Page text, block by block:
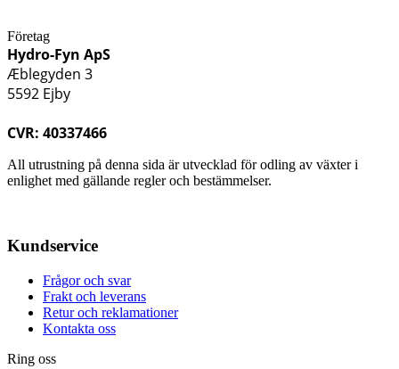
Företag
Hydro-Fyn ApS
Æblegyden 3
5592 Ejby
CVR: 40337466
All utrustning på denna sida är utvecklad för odling av växter i
enlighet med gällande regler och bestämmelser.
Kundservice
Frågor och svar
Frakt och leverans
Retur och reklamationer
Kontakta oss
Ring oss